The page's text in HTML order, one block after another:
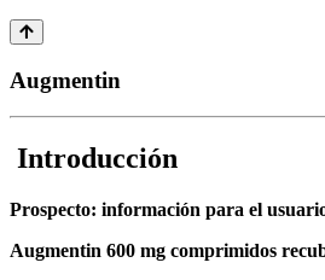
Augmentin
Introducción
Prospecto: información para el
Augmentin 600 mg comprimidos